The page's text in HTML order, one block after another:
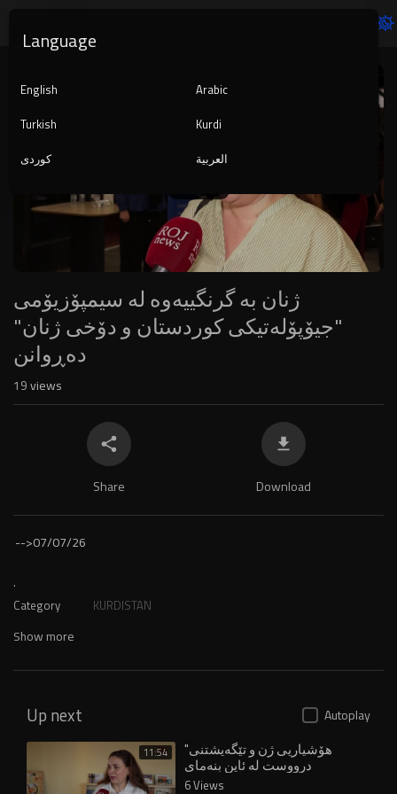
Player
auto
ژنان بە گرنگییەوە لە سیمپۆزیۆمی
"جیۆپۆلەتیکی کوردستان و دۆخی ژنان"
دەڕوانن
19views
Share Download
-->07/07/26
.
Category KURDISTAN
Show more
Up next Autoplay
11:54 "هۆشیاریی ژن و تێگەیشتنی
درووست لە ئاین بنەمای
بوونیادنانی نەتەوەیە" 6 Views
Language
English
Arabic
Turkish
Kurdi
کوردی
العربية